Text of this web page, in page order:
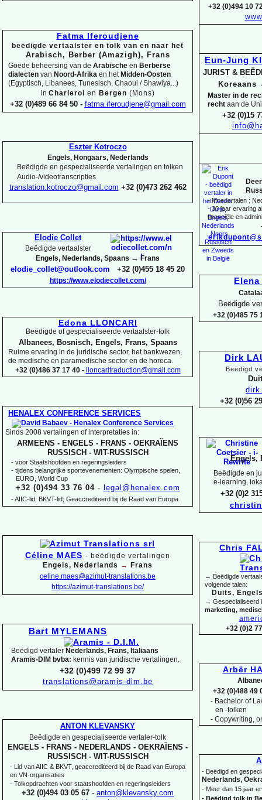
+32 (0)494 10
Eun-Jung
JURIST &
Koreaans
Master in de
recht aan de
+32 (0)15
-Moedertalen :
-30 jaar ervaring
financiële en
Beëdigde
+32 (0)485 75
Dirk
Beëdigd
+32 (0)56
Engels,
Beëdigde en
e- learning,
+32 (0)2
Chris
→ Beëdigde
volgende talen:
Duits,
→ Gespecialiseerd
marketing,
+32 (0)2
Arbër
+32 (0)488 49
- Bachelor of
en -tolken
- Copywriting,
- Beëdigd en
Nederlands,
- Meer dan 15 jaar
- Beëdigd tolk in
Fatma Iferoudjene
beëdigde vertaalster en tolk van en naar het
Arabisch, Berber (Amazigh), Frans
Goede beheersing van de Arabische en Berberse
dialecten van Noord-Afrika en hetMidden-Oosten
(Egyptisch, Libanees, Tunesisch, Chaoui / Shawiya...)
in Charleroi en Bergen (Mons)
+32 (0)489 66 84 50 - fatma.iferoudjene@gmail.com
Eszter Kotroczo
Engels, Hongaars, Nederlands
Beëdigde en gespecialiseerde vertalingen en tolken
Audio-/videotranscripties
translation.kotroczo@gmail.com +32 (0)473 262 462
Elodie Collet
Beëdigde vertaalster
Engels, Nederlands, Spaans → Frans
elodie_collet@outlook.com +32 (0)455 18 45 20
https://www.elodiecollet.com/
Edona LLONCARI
Beëdigde of gespecialiseerde vertaalster-tolk
Albanees, Bosnisch, Engels, Frans, Spaans
Ruime ervaring in de juridische sector, het bankwezen,
de medische en paramedische sector en de horeca.
+32 (0)486 37 17 40 -
lloncaritraduction@gmail.com
HENALEX CONFERENCE SERVICES
Sinds 2008 vertalingen of interpretaties in:
ARMEENS - ENGELS - FRANS - OEKRAÏENS
RUSSISCH -WIT-RUSSISCH
- voor Staatshoofden en regeringsleiders
- tijdens belangrijke sportevenementen: Olympische spelen,
EURO, World Cup
+32 (0)494 33 76 04- legal@henalex.com
-AIIC-lid; BKVT-lid; Geaccrediteerd bij de Raad van Europa
Céline MAES - beëdigde vertalingen
Engels, Nederlands →
Frans
celine.maes@azimut-translations.be
https://azimut-translations.be/
Bart MYLEMANS
Beëdigd vertaler Nederlands, Frans, Italiaans
Aramis-DIM bvba: kennis van juridische vertalingen.
+32 (0)499 72 99 37
translations@aramis-dim.be
ANTON KLEVANSKY
Beëdigde en gespecialiseerde vertaler-tolk
ENGELS - FRANS - NEDERLANDS - OEKRAÏENS -
RUSSISCH -WIT-RUSSISCH
- Lid van AIIC & BKVT, geaccrediteerd bij de Raad van Europa
en VN-organisaties
- Tolkopdrachten voor staatshoofden en regeringsleiders
+32 (0)494 03 05 67 - anton@klevansky.com